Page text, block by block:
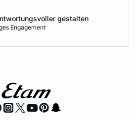
gestalten
Engagement